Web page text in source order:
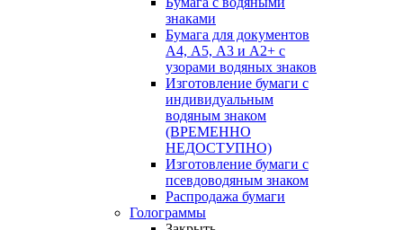
знаками
Бумага для документов
А4, А5, А3 и А2+ с
узорами водяных знаков
Изготовление бумаги с
индивидуальным
водяным знаком
(ВРЕМЕННО
НЕДОСТУПНО)
Изготовление бумаги с
псевдоводяным знаком
Распродажа бумаги
Голограммы